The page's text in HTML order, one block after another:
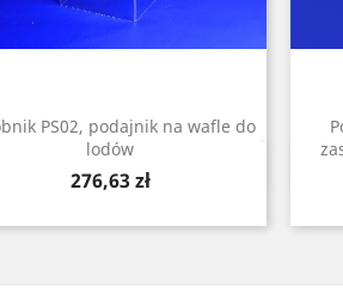
PS02, podajnik na wafle do
lodów
Cena
276,63 zł
Szybki podgląd